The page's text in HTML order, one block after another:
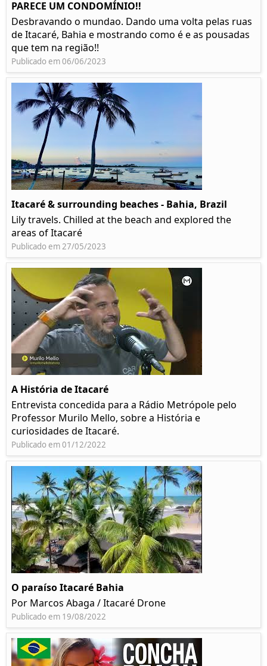
PARECE UM CONDOMÍNIO!!
Desbravando o mundao. Dando uma volta pelas ruas
de Itacaré, Bahia e mostrando como é e as pousadas
que tem na região!!
Publicado em 06/06/2023
Itacaré & surrounding beaches - Bahia, Brazil
Lily travels. Chilled at the beach and explored the
areas of Itacaré
Publicado em 27/05/2023
A História de Itacaré
Entrevista concedida para a Rádio Metrópole pelo
Professor Murilo Mello, sobre a História e
curiosidades de Itacaré.
Publicado em 01/12/2022
O paraíso Itacaré Bahia
Por Marcos Abaga / Itacaré Drone
Publicado em 19/08/2022